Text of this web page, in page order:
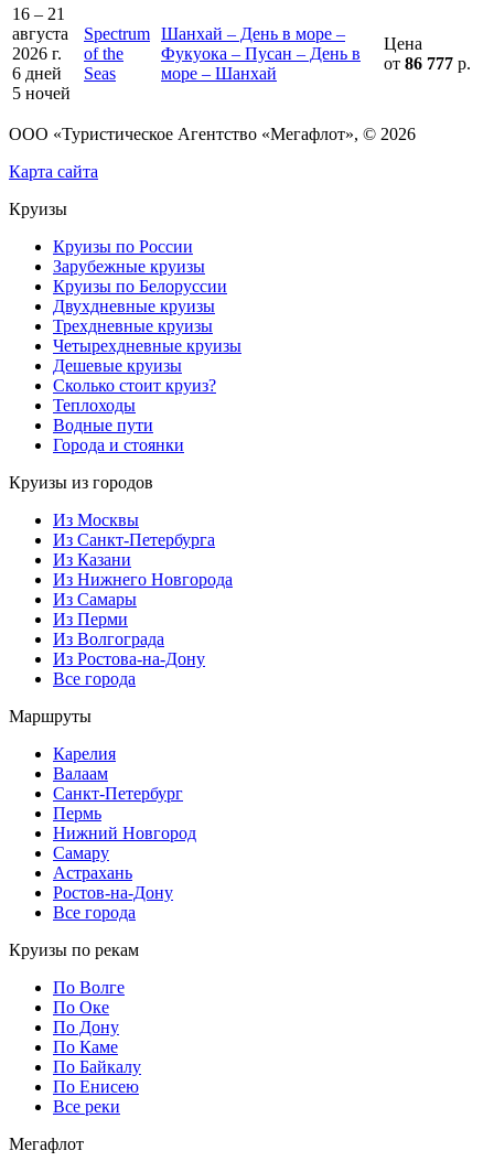
16 – 21
августа
2026 г.
6 дней
5 ночей
Spectrum
of the
Seas
Шанхай – День в море –
Фукуока – Пусан – День в
море – Шанхай
Цена
от 86 777 р.
ООО «Туристическое Агентство «Мегафлот», © 2026
Карта сайта
Круизы
Круизы по России
Зарубежные круизы
Круизы по Белоруссии
Двухдневные круизы
Трехдневные круизы
Четырехдневные круизы
Дешевые круизы
Сколько стоит круиз?
Теплоходы
Водные пути
Города и стоянки
Круизы из городов
Из Москвы
Из Санкт-Петербурга
Из Казани
Из Нижнего Новгорода
Из Самары
Из Перми
Из Волгограда
Из Ростова-на-Дону
Все города
Маршруты
Карелия
Валаам
Санкт-Петербург
Пермь
Нижний Новгород
Самару
Астрахань
Ростов-на-Дону
Все города
Круизы по рекам
По Волге
По Оке
По Дону
По Каме
По Байкалу
По Енисею
Все реки
Мегафлот